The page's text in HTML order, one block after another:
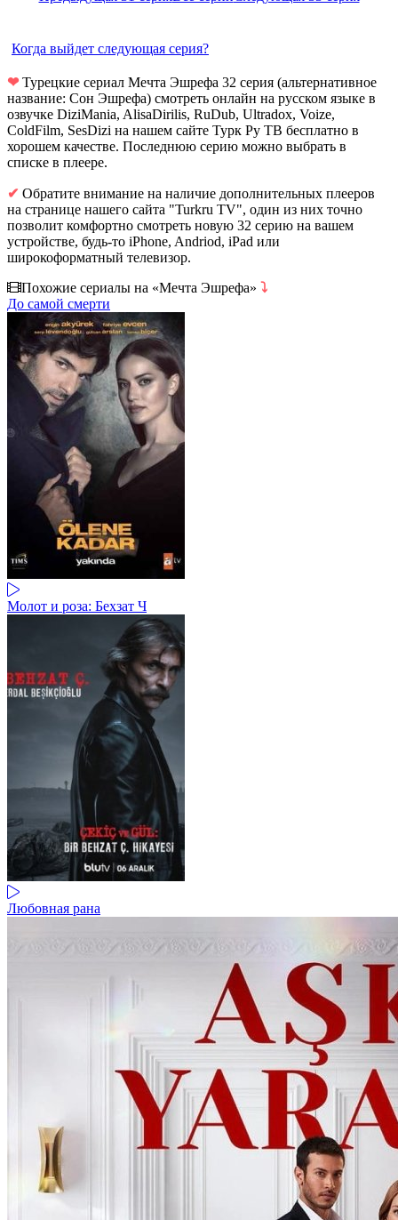
Когда выйдет следующая серия?
❤Турецкие сериал Мечта Эшрефа 32 серия (альтернативное
название: Сон Эшрефа) смотреть онлайн на русском языке в
озвучке DiziMania, AlisaDirilis, RuDub, Ultradox, Voize,
ColdFilm, SesDizi на нашем сайте Турк Ру ТВ бесплатно в
хорошем качестве. Последнюю серию можно выбрать в
списке в плеере.
✔ Обратите внимание на наличие дополнительных плееров
на странице нашего сайта "Turkru TV", один из них точно
позволит комфортно смотреть новую 32 серию на вашем
устройстве, будь-то iPhone, Andriod, iPad или
широкоформатный телевизор.
Похожие сериалы на «Мечта Эшрефа» ⤵
До самой смерти
Молот и роза: Бехзат Ч
Любовная рана